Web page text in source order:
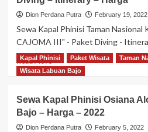
Dion Perdana Putra February 19, 2022
Sewa Kapal Phinisi Taman Nasional
CAJOMA III" - Paket Diving -
Read MoreRead
more
Kapal
Phinisi
Taman
Kapal Phinisi Paket Wisata
Taman
Wisata Labuan Bajo
Sewa Kapal Phinisi Osiana
Bajo – Harga – 2022
Dion Perdana Putra February 5, 2022